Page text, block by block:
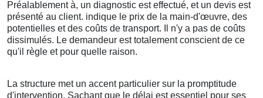
Préalablement à, un diagnostic est effectué, et un devis est
présenté au client. indique le prix de la main-d'œuvre, des
potentielles et des coûts de transport. Il n'y a pas de coûts
dissimulés. Le demandeur est totalement conscient de ce
qu'il règle et pour quelle raison.
La structure met un accent particulier sur la promptitude
d'intervention. Sachant que le délai est essentiel pour ses